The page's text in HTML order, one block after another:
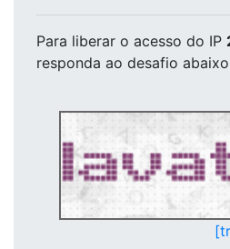
Para liberar o acesso do IP
responda ao desafio